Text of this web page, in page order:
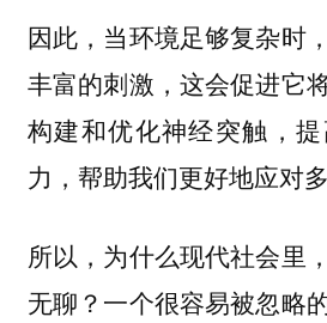
因此，当环境足够复杂时
丰富的刺激，这会促进它
构建和优化神经突触，
力，帮助我们更好地应对多
所以，为什么现代社会里
无聊？一个很容易被忽略